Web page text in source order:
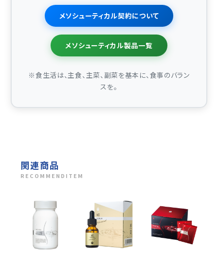
メソシューティカル契約について
メソシューティカル製品一覧
※食生活は、主食、主菜、副菜を基本に、食事のバラン
スを。
関連商品
RECOMMENDITEM